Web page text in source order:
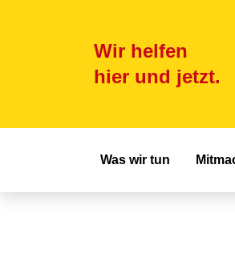
Wir helfen
hier und jetzt.
Was wir tun